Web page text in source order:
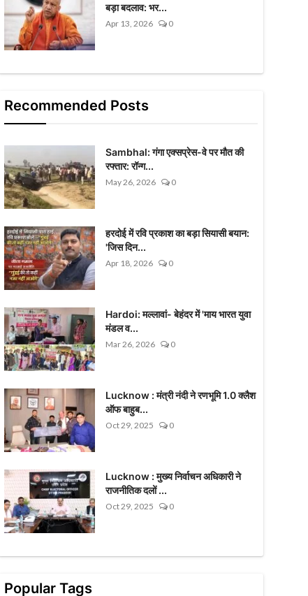
बड़ा बदलाव: भर...
Apr 13, 2026 0
Recommended Posts
Sambhal: गंगा एक्सप्रेस-वे पर मौत की
रफ्तार: रॉन्ग...
May 26, 2026 0
हरदोई में रवि प्रकाश का बड़ा सियासी बयान:
'जिस दिन...
Apr 18, 2026 0
Hardoi: मल्लावां- बेहंदर में 'माय भारत युवा
मंडल व...
Mar 26, 2026 0
Lucknow : मंत्री नंदी ने रणभूमि 1.0 क्लैश
ऑफ बाहुब...
Oct 29, 2025 0
Lucknow : मुख्य निर्वाचन अधिकारी ने
राजनीतिक दलों ...
Oct 29, 2025 0
Popular Tags